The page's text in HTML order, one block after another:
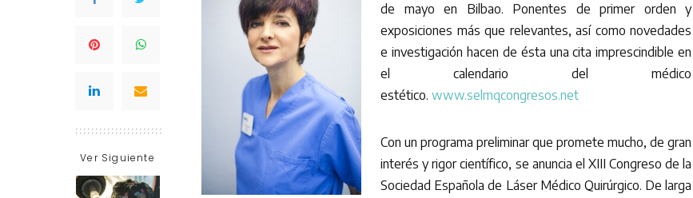
Ver Siguiente
de mayo en Bilbao. Ponentes de primer orden y
exposiciones más que relevantes, así como novedades
e investigación hacen de ésta una cita imprescindible en
el calendario del médico
estético. www.selmqcongresos.net
Con un programa preliminar que promete mucho, de gran
interés y rigor científico, se anuncia el XIII Congreso de la
Sociedad Española de Láser Médico Quirúrgico. De larga